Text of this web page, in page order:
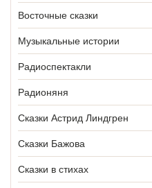
Восточные сказки
Музыкальные истории
Радиоспектакли
Радионяня
Сказки Астрид Линдгрен
Сказки Бажова
Сказки в стихах